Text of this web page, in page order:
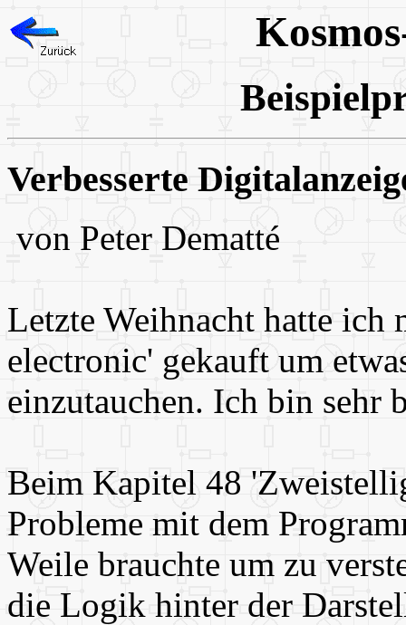
Verbesserte
von Peter Dematté
Letzte Weihnacht hatte
electronic' gekauft um
einzutauchen. Ich bin sehr
Beim Kapitel 48
Probleme mit dem
Weile brauchte um zu
die Logik hinter der